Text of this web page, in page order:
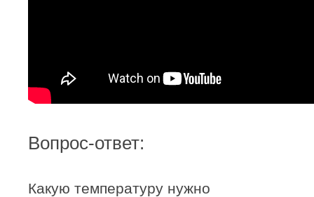
Вопрос-ответ:
Какую температуру нужно